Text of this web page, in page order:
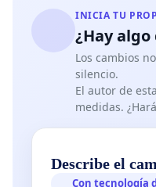
INICIA TU
¿Hay
Los cambios
silencio.
El autor de
medidas.
Describe el
Con tecnología